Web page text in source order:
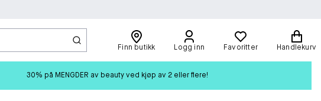
Finn butikk Logg inn Favoritter Handlekurv
30% på MENGDER av beauty ved kjøp av 2 eller flere!